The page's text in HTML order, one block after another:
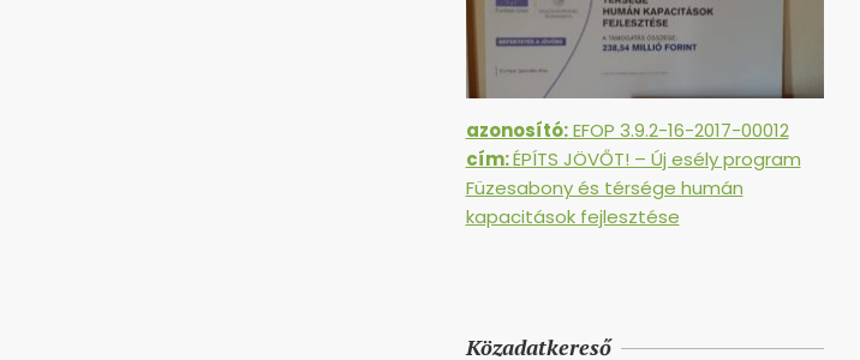
azonosító:EFOP 3.9.2-16-2017-00012
cím:ÉPÍTS JÖVŐT! – Új esély program
Füzesabony és térsége humán
kapacitások fejlesztése
Közadatkereső